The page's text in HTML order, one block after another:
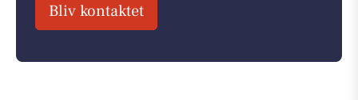
Bliv kontaktet